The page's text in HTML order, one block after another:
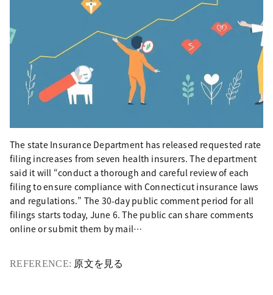
The state Insurance Department has released requested rate
filing increases from seven health insurers. The department
said it will “conduct a thorough and careful review of each
filing to ensure compliance with Connecticut insurance laws
and regulations.” The 30-day public comment period for all
filings starts today, June 6. The public can share comments
online or submit them by mail…
REFERENCE: 原文を見る